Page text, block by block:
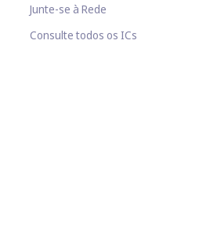
Junte-se à Rede
Consulte todos os ICs